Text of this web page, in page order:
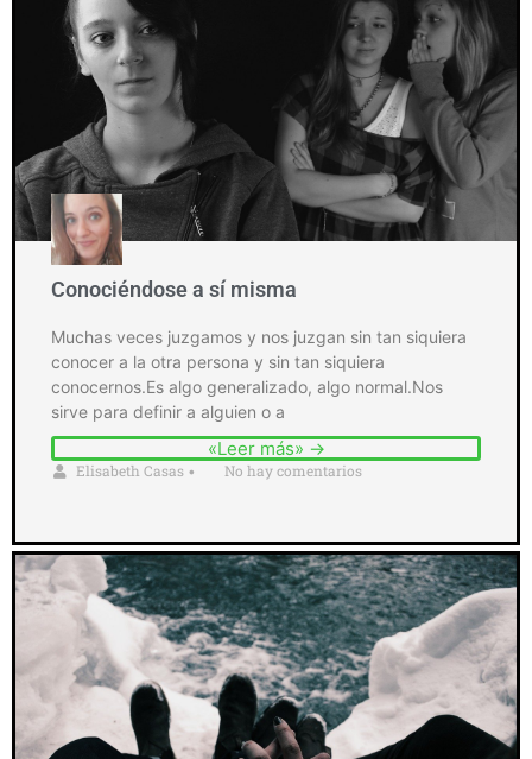
Conociéndose a sí misma
Muchas veces juzgamos y nos juzgan sin tan siquiera
conocer a la otra persona y sin tan siquiera
conocernos.Es algo generalizado, algo normal.Nos
sirve para definir a alguien o a
«Leer más» →
Elisabeth Casas • No hay comentarios